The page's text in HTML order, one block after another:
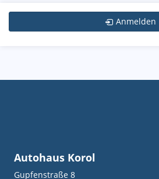
Anmelden
Autohaus Korol
Gupfenstraße 8